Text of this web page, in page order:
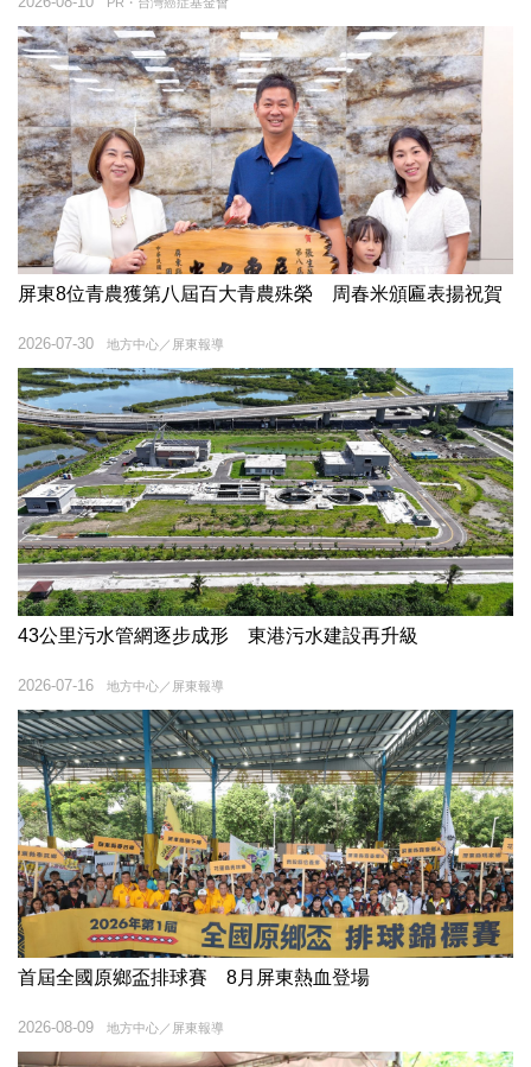
屏東8位青農獲第八屆百大青農殊榮 周春米頒匾表揚祝賀
地方中心／屏東報導
2026-07-30
43公里污水管網逐步成形 東港污水建設再升級
地方中心／屏東報導
2026-07-16
首屆全國原鄉盃排球賽 8月屏東熱血登場
地方中心／屏東報導
2026-08-09